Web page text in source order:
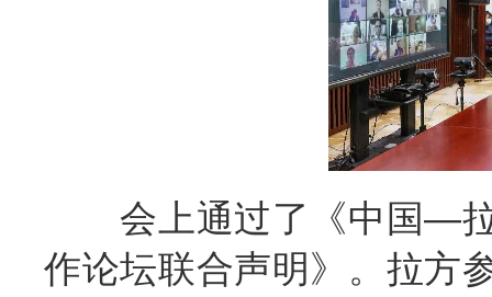
会上通过了《中国—拉
作论坛联合声明》。拉方